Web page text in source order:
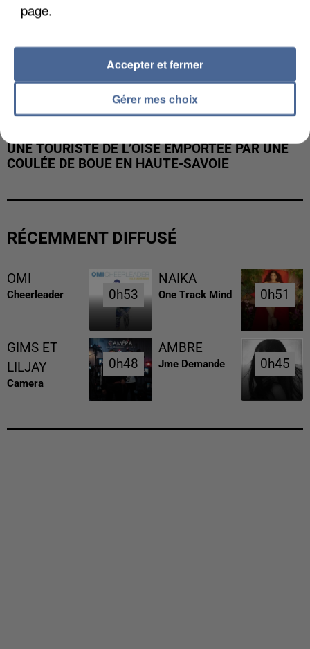
UNE TOURISTE DE L’OISE EMPORTÉE PAR UNE
COULÉE DE BOUE EN HAUTE-SAVOIE
RÉCEMMENT DIFFUSÉ
OMI
Cheerleader 0h53
0h53
NAIKA
One Track Mind 0h51
0h51
GIMS ET
LILJAY
Camera
0h48
0h48
AMBRE
Jme Demande 0h45
0h45
page.
Gérer mes choix
Accepter et fermer